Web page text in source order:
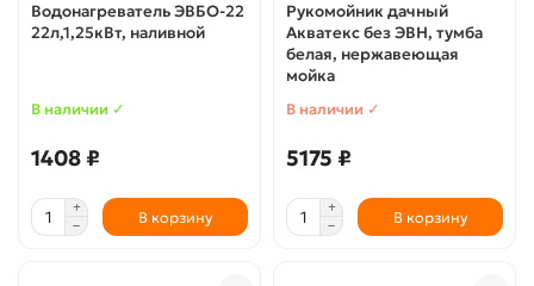
Водонагреватель ЭВБО-22
22л,1,25кВт, наливной
В наличии ✓
1408 ₽
В корзину
Рукомойник дачный
Акватекс без ЭВН, тумба
белая, нержавеющая
мойка
В наличии ✓
5175 ₽
В корзину